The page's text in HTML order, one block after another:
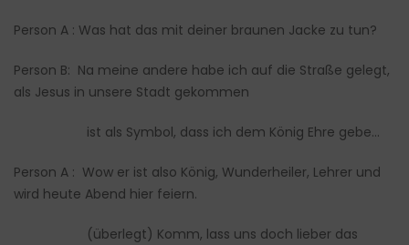
Person A : Was hat das mit deiner braunen Jacke zu tun?
Person B: Na meine andere habe ich auf die Straße gelegt,
als Jesus in unsere Stadt gekommen
ist als Symbol, dass ich dem König Ehre gebe…
Person A : Wow er ist also König, Wunderheiler, Lehrer und
wird heute Abend hier feiern.
(überlegt) Komm, lass uns doch lieber das